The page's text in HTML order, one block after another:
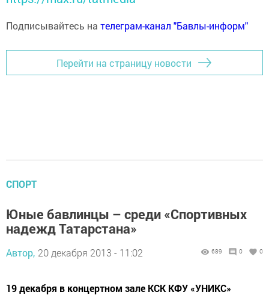
Подписывайтесь на телеграм-канал "Бавлы-информ"
Перейти на страницу новости
СПОРТ
Юные бавлинцы – среди «Спортивных
надежд Татарстана»
Автор, 20 декабря 2013 - 11:02 689 0 0
19 декабря в концертном зале КСК КФУ «УНИКС»